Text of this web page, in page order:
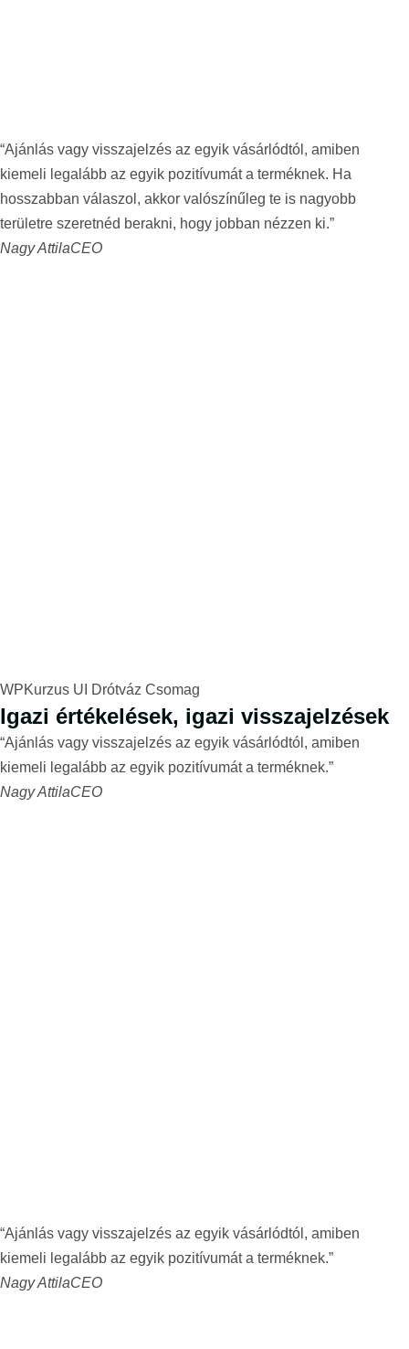
“Ajánlás vagy visszajelzés az egyik vásárlódtól, amiben
kiemeli legalább az egyik pozitívumát a terméknek. Ha
hosszabban válaszol, akkor valószínűleg te is nagyobb
területre szeretnéd berakni, hogy jobban nézzen ki.”
Nagy AttilaCEO
WPKurzus UI Drótváz Csomag
Igazi értékelések, igazi visszajelzések
“Ajánlás vagy visszajelzés az egyik vásárlódtól, amiben
kiemeli legalább az egyik pozitívumát a terméknek.”
Nagy AttilaCEO
“Ajánlás vagy visszajelzés az egyik vásárlódtól, amiben
kiemeli legalább az egyik pozitívumát a terméknek.”
Nagy AttilaCEO